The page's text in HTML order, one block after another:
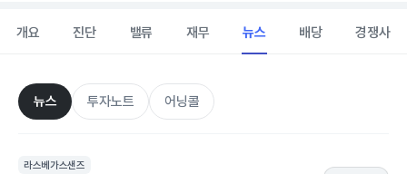
개요 진단 밸류 재무 뉴스 배당 경쟁사
뉴스 투자노트 어닝콜
라스베가스샌즈